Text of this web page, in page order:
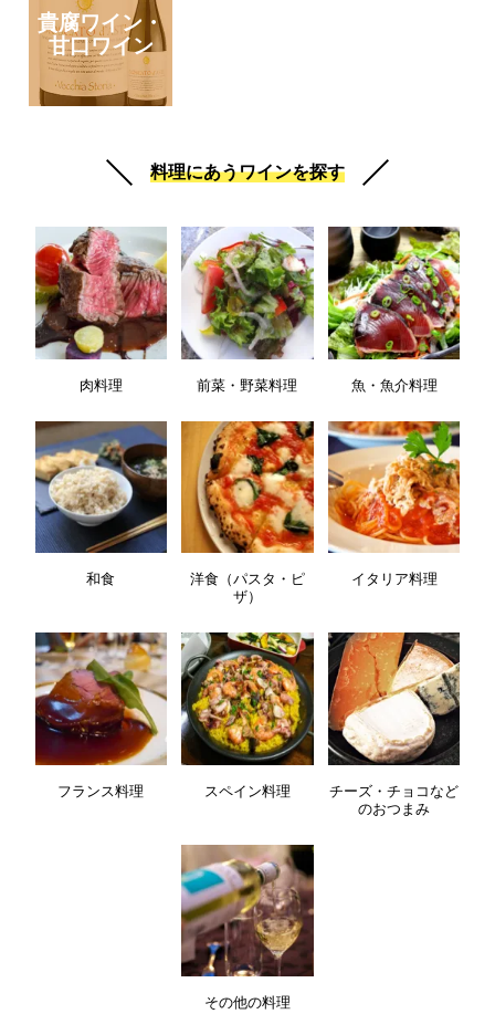
貴腐ワイン・
甘口ワイン
料理にあうワインを探す
肉料理 前菜・野菜料理 魚・魚介料理
和食
洋食（パスタ・ピ
ザ）
イタリア料理
フランス料理 スペイン料理
チーズ・チョコなど
のおつまみ
その他の料理